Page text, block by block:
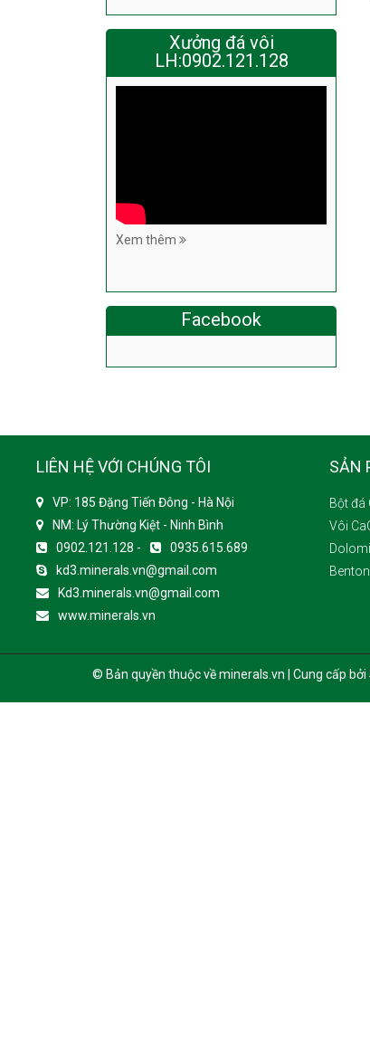
Xưởng đá vôi
LH:0902.121.128
Xem thêm
Facebook
LIÊN HỆ VỚI CHÚNG TÔI
VP: 185 Đặng Tiến Đông - Hà Nội
NM: Lý Thường Kiệt - Ninh Bình
0902.121.128 -
0935.615.689
kd3.minerals.vn@gmail.com
Kd3.minerals.vn@gmail.com
www.minerals.vn
SẢN
Bột đá
Vôi
© Bản quyền thuộc về minerals.vn | Cung cấp bởi